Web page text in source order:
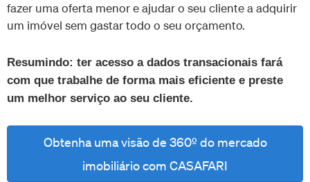
fazer uma oferta menor e ajudar o seu cliente a adquirir
um imóvel sem gastar todo o seu orçamento.
Resumindo: ter acesso a dados transacionais fará
com que trabalhe de forma mais eficiente e preste
um melhor serviço ao seu cliente.
Obtenha uma visão de 360º do mercado
imobiliário com CASAFARI